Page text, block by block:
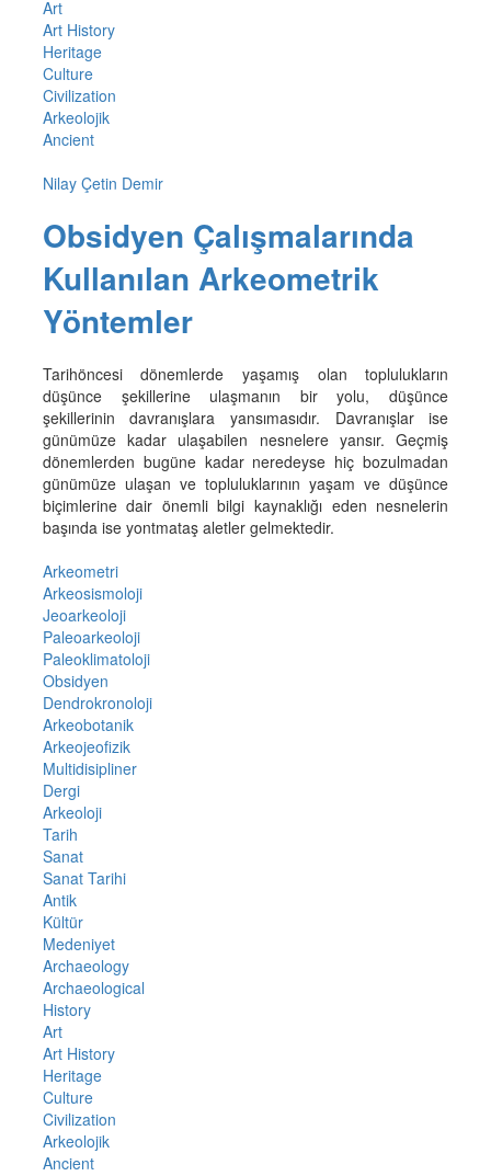
Art
Art History
Heritage
Culture
Civilization
Arkeolojik
Ancient
Nilay Çetin Demir
Obsidyen Çalışmalarında
Kullanılan Arkeometrik
Yöntemler
Tarihöncesi dönemlerde yaşamış olan toplulukların
düşünce şekillerine ulaşmanın bir yolu, düşünce
şekillerinin davranışlara yansımasıdır. Davranışlar ise
günümüze kadar ulaşabilen nesnelere yansır. Geçmiş
dönemlerden bugüne kadar neredeyse hiç bozulmadan
günümüze ulaşan ve topluluklarının yaşam ve düşünce
biçimlerine dair önemli bilgi kaynaklığı eden nesnelerin
başında ise yontmataş aletler gelmektedir.
Arkeometri
Arkeosismoloji
Jeoarkeoloji
Paleoarkeoloji
Paleoklimatoloji
Obsidyen
Dendrokronoloji
Arkeobotanik
Arkeojeofizik
Multidisipliner
Dergi
Arkeoloji
Tarih
Sanat
Sanat Tarihi
Antik
Kültür
Medeniyet
Archaeology
Archaeological
History
Art
Art History
Heritage
Culture
Civilization
Arkeolojik
Ancient